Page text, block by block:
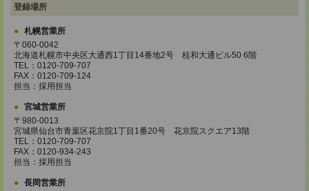
登録場所
札幌営業所
〒060-0042
北海道札幌市中央区大通西1丁目14番地2号 桂和大通ビル50 6階
TEL：0120-709-707
FAX：0120-709-124
担当：採用担当
宮城営業所
〒980-0013
宮城県仙台市青葉区花京院1丁目1番20号 花京院スクエア13階
TEL：0120-709-707
FAX：0120-934-243
担当：採用担当
長岡営業所